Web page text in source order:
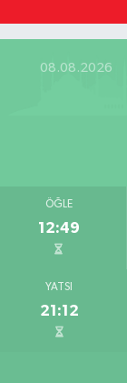
08.08.2026
ÖĞLE
12:49
YATSI
21:12